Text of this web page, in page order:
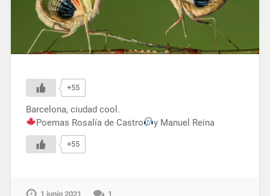
+55
Barcelona, ciudad cool.
Poemas Rosalía de Castro
y Manuel Reina
+55
1 junio 2021 1